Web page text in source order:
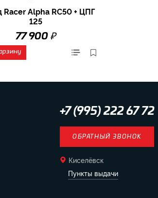
Alpha RC50 + ЦПГ
125
77 900 ₽
+7 (995) 222 67 72
ОБРАТНЫЙ ЗВОНОК
Киселёвск
Пункты выдачи